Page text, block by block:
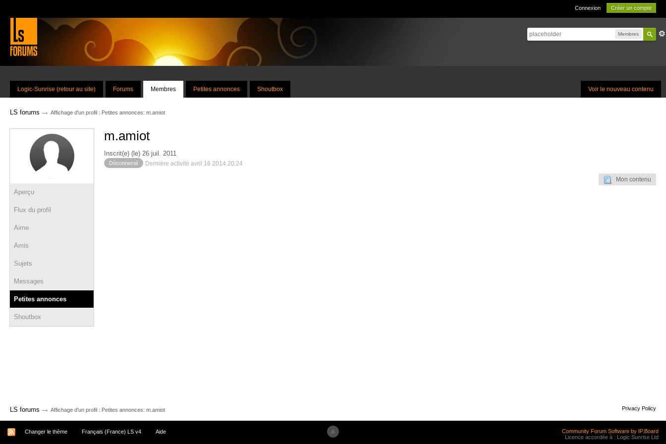
Connexion Créer un compte
Membres
Voir le nouveau contenu
Logic-Sunrise (retour au site) Forums Membres Petites annonces Shoutbox
LS forums → Affichage d'un profil : Petites annonces: m.amiot
Aperçu
Flux du profil
Aime
Amis
Sujets
Messages
Petites annonces
Shoutbox
m.amiot
Inscrit(e) (le) 26 juil. 2011
Déconnecté Dernière activité avril 16 2014 20:24
Mon contenu
LS forums → Affichage d'un profil : Petites annonces: m.amiot Privacy Policy
Changer le thème Français (France) LS v4 Aide
Community Forum Software by IP.Board
Licence accordée à : Logic Sunrise Ltd